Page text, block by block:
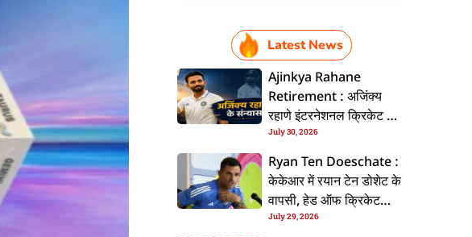
Latest News
Ajinkya Rahane
Retirement : अजिंक्य
रहाणे इंटरनेशनल क्रिकेट से
ललें संन्यास, सोशल मीडिया
पs पोस्ट कs के कइलें एलान
July 30, 2026
Ryan Ten Doeschate :
केकेआर में रयान टेन डोशेट के
वापसी, हेड ऑफ क्रिकेट
स्ट्रेटजी के जिम्मेदारी संभरिहें
July 29, 2026